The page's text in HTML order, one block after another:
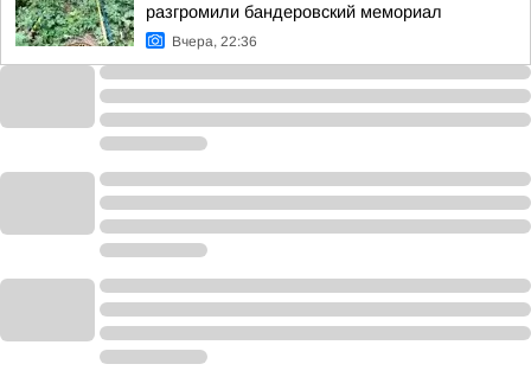
разгромили бандеровский мемориал
Вчера, 22:36